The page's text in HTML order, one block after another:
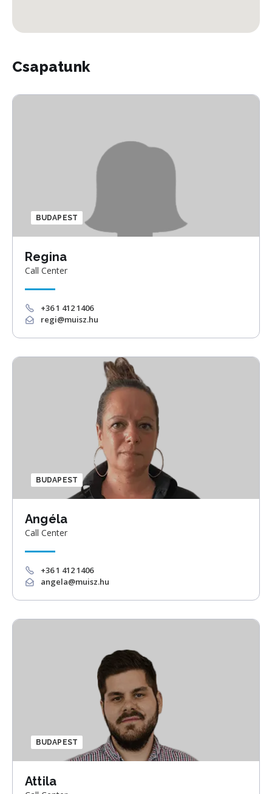
Csapatunk
BUDAPEST
Regina
Call Center
+36 1 412 1406
regi@muisz.hu
BUDAPEST
Angéla
Call Center
+36 1 412 1406
angela@muisz.hu
BUDAPEST
Attila